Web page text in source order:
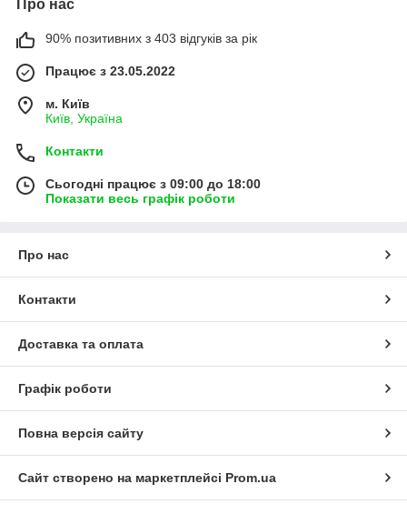
Про нас
90% позитивних з 403 відгуків за рік
Працює з 23.05.2022
м. Київ
Київ, Україна
Контакти
Сьогодні працює з 09:00 до 18:00
Показати весь графік роботи
Про нас
Контакти
Доставка та оплата
Графік роботи
Повна версія сайту
Сайт створено на маркетплейсі Prom.ua